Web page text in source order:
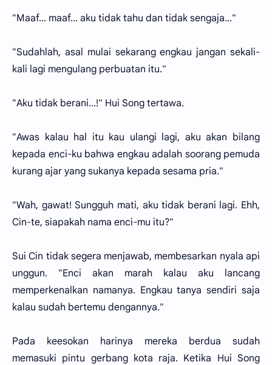
"Maaf... maaf... aku tidak tahu dan tidak sengaja..."
"Sudahlah, asal mulai sekarang engkau jangan sekali-
kali lagi mengulang perbuatan itu."
"Aku tidak berani...!" Hui Song tertawa.
"Awas kalau hal itu kau ulangi lagi, aku akan bilang
kepada enci-ku bahwa engkau adalah soorang pemuda
kurang ajar yang sukanya kepada sesama pria."
"Wah, gawat! Sungguh mati, aku tidak berani lagi. Ehh,
Cin-te, siapakah nama enci-mu itu?"
Sui Cin tidak segera menjawab, membesarkan nyala api
unggun. "Enci akan marah kalau aku lancang
memperkenalkan namanya. Engkau tanya sendiri saja
kalau sudah bertemu dengannya."
Pada keesokan harinya mereka berdua sudah
memasuki pintu gerbang kota raja. Ketika Hui Song